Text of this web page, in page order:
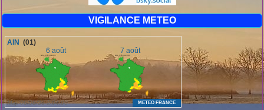
VIGILANCE METEO